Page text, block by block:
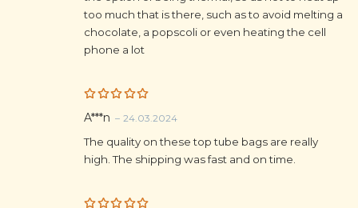
too much that is there, such as to avoid melting a
chocolate, a popscoli or even heating the cell
phone a lot
Rated5
A***n – 24.03.2024
The quality on these top tube bags are really
high. The shipping was fast and on time.